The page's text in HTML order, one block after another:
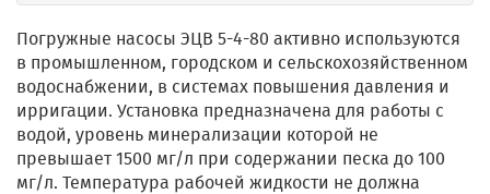
Погружные насосы ЭЦВ 5-4-80 активно используются
в промышленном, городском и сельскохозяйственном
водоснабжении, в системах повышения давления и
ирригации. Установка предназначена для работы с
водой, уровень минерализации которой не
превышает 1500 мг/л при содержании песка до 100
мг/л. Температура рабочей жидкости не должна